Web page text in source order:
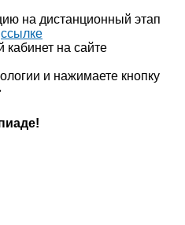
на дистанционный этап
ссылке
кабинет на сайте
и нажимаете кнопку